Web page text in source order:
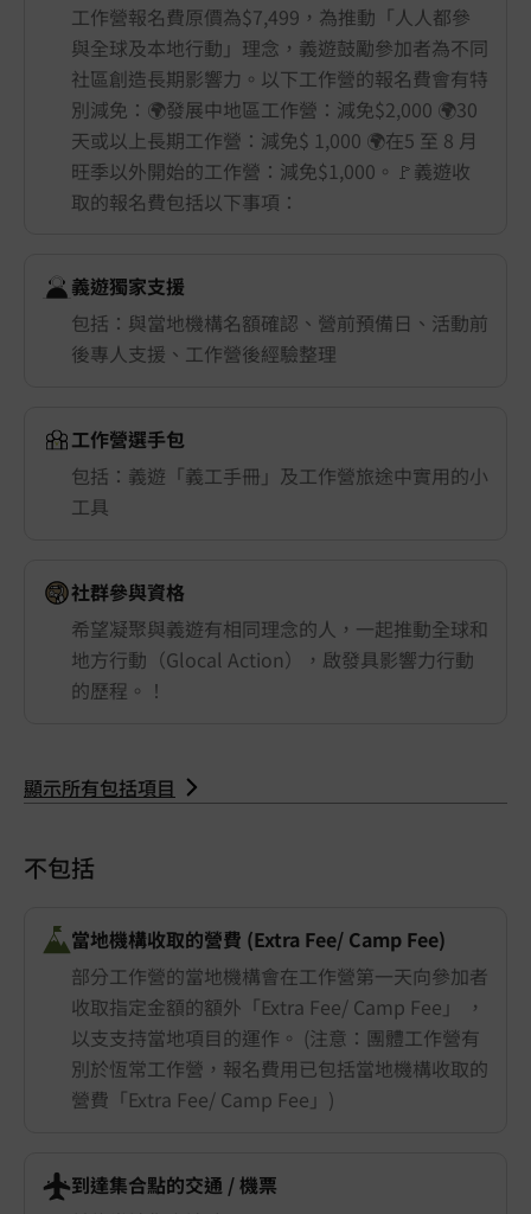
工作營報名費原價為$7,499，為推動「人人都參
與全球及本地行動」理念，義遊鼓勵參加者為不同
社區創造長期影響力。以下工作營的報名費會有特
別減免：🌍發展中地區工作營：減免$2,000 🌍30
天或以上長期工作營：減免$ 1,000 🌍在5 至 8 月
旺季以外開始的工作營：減免$1,000。🚩義遊收
取的報名費包括以下事項：
義遊獨家支援
包括：與當地機構名額確認、營前預備日、活動前
後專人支援、工作營後經驗整理
工作營選手包
包括：義遊「義工手冊」及工作營旅途中實用的小
工具
社群參與資格
希望凝聚與義遊有相同理念的人，一起推動全球和
地方行動（Glocal Action），啟發具影響力行動
的歷程。！
顯示所有包括項目
不包括
當地機構收取的營費 (Extra Fee/ Camp Fee)
部分工作營的當地機構會在工作營第一天向參加者
收取指定金額的額外「Extra Fee/ Camp Fee」 ，
以支支持當地項目的運作。 (注意：團體工作營有
別於恆常工作營，報名費用已包括當地機構收取的
營費「Extra Fee/ Camp Fee」)
到達集合點的交通 ​/ 機票